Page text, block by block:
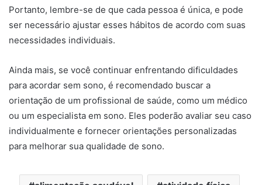
Portanto, lembre-se de que cada pessoa é única, e pode
ser necessário ajustar esses hábitos de acordo com suas
necessidades individuais.
Ainda mais, se você continuar enfrentando dificuldades
para acordar sem sono, é recomendado buscar a
orientação de um profissional de saúde, como um médico
ou um especialista em sono. Eles poderão avaliar seu caso
individualmente e fornecer orientações personalizadas
para melhorar sua qualidade de sono.